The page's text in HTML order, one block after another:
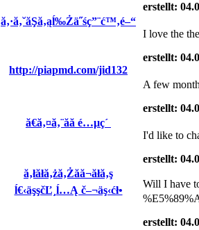
ă‚·ă‚˘ăŞă‚ąĺ‰Żä˝śç”¨ć™‚é–“
erstellt:
I love the
http://piapmd.com/jid132
erstellt:
A few
ă€ă‚¤ă‚¨ăă é…µç´
erstellt:
I'd like to
ă‚łăłă‚żă‚Żăă¬ăłă‚ş
ĺ€‹äşşčĽ¸ĺ…Ą č–¬äş‹ćł•
erstellt:
Will I have
erstellt: